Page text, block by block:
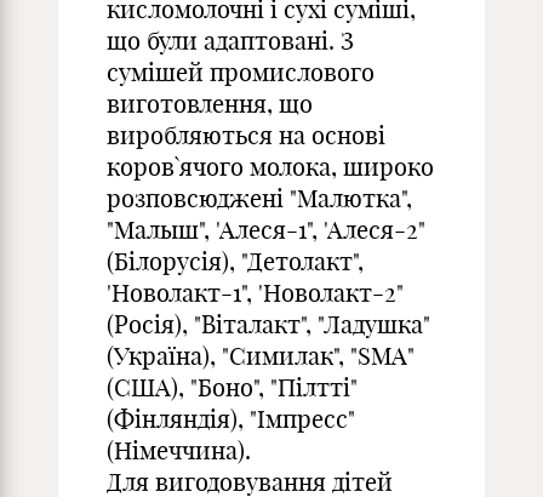
кисломолочні і сухі суміші,
що були адаптовані. З
сумішей промислового
виготовлення, що
виробляються на основі
коров`ячого молока, широко
розповсюджені "Малютка",
"Малыш", 'Алеся-1", 'Алеся-2"
(Білорусія), "Детолакт",
'Новолакт-1", 'Новолакт-2"
(Росія), "Віталакт", "Ладушка"
(Україна), "Симилак", "SMA"
(США), "Боно", "Пілтті"
(Фінляндія), "Імпресс"
(Німеччина).
Для вигодовування дітей